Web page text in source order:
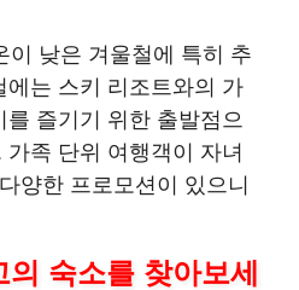
이 낮은 겨울철에 특히 추
에는 스키 리조트와의 가
즐기기 위한 출발점으
족 단위 여행객이 자녀
양한 프로모션이 있으니
의 숙소를 찾아보세